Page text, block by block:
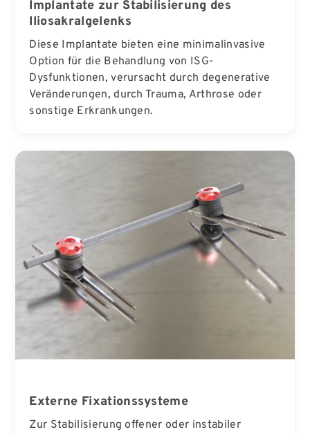
Implantate zur Stabilisierung des
Iliosakralgelenks
Diese Implantate bieten eine minimalinvasive
Option für die Behandlung von ISG-
Dysfunktionen, verursacht durch degenerative
Veränderungen, durch Trauma, Arthrose oder
sonstige Erkrankungen.
Externe Fixationssysteme
Zur Stabilisierung offener oder instabiler